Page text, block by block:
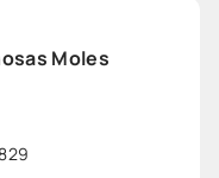
Moles